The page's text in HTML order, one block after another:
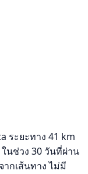
ระยะทาง 41 km
นช่วง 30 วันที่ผ่าน
กเส้นทาง ไม่มี